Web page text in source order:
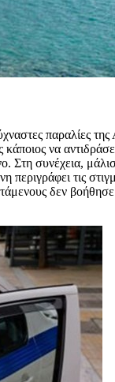
παραλίες
να
συνέχεια,
τις
δεν